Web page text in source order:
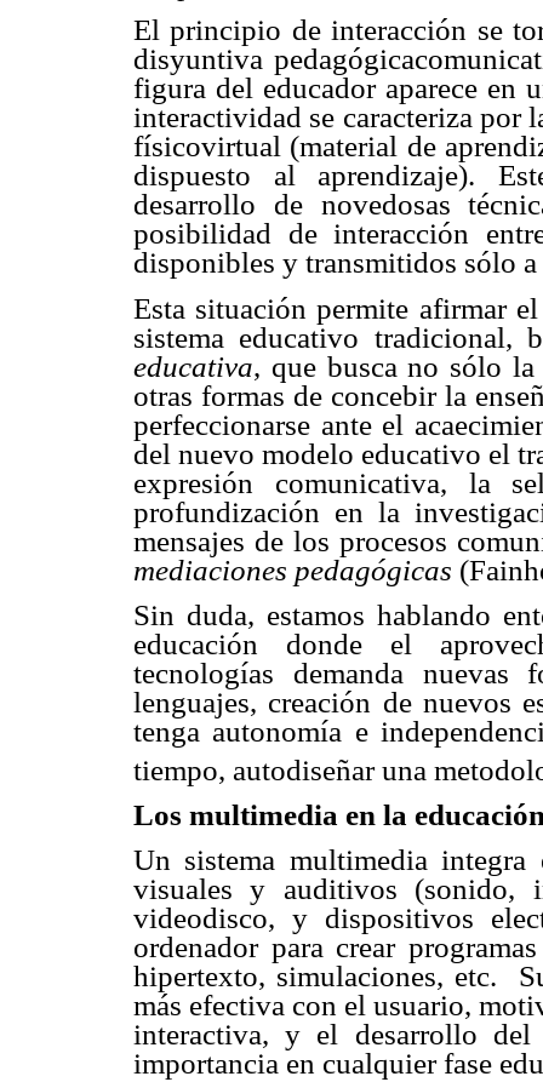
El principio de interacción se
disyuntiva
figura del educador aparece en
interactividad se caracteriza por
físicovirtual (material de
dispuesto al aprendizaje).
desarrollo de novedosas
posibilidad de interacción
disponibles y transmitidos sólo a
Esta situación permite afirmar
sistema educativo tradicional,
educativa, que busca no sólo
otras formas de concebir la
perfeccionarse ante el
del nuevo modelo educativo el
expresión comunicativa, la
profundización en la
mensajes de los procesos
mediaciones pedagógicas
Sin duda, estamos hablando
educación donde el
tecnologías demanda nuevas
lenguajes, creación de nuevos
tenga autonomía e
tiempo, autodiseñar una
Los multimedia en la
Un sistema multimedia integra
visuales y auditivos (sonido,
videodisco, y dispositivos
ordenador para crear
hipertexto, simulaciones, etc.
más efectiva con el usuario,
interactiva, y el desarrollo del
importancia en cualquier fase